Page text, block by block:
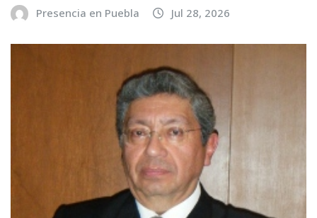
Presencia en Puebla Jul 28, 2026